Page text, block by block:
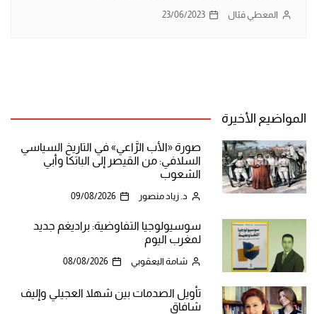
المعطي قبّال 23/06/2023
المواضيع الأخيرة
صورة «الأب الرَّاعي» في التاريخ السياسي
السلافي: من القيصر إلى الباتكا وأبي
الشعوب
د. زياد منصور 09/08/2026
سوسيولوجيا التفاوضية: براديغم جديد
لمغرب اليوم
شامة اليعقوبي 08/08/2026
تأويل الصدمات بين شهلا العجيلي وإليف
شافاق